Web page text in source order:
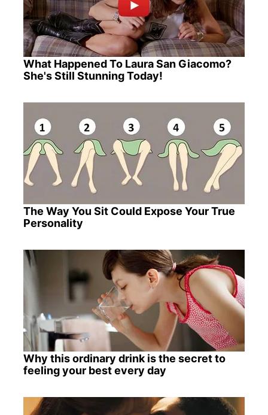
What Happened To Laura San Giacomo?
She's Still Stunning Today!
The Way You Sit Could Expose Your True
Personality
Why this ordinary drink is the secret to
feeling your best every day